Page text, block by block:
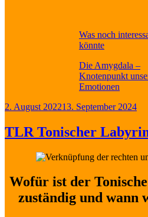
Was noch
könnte
Die Amygdala –
Knotenpunkt
Emotionen
Veröffentlicht
2. August 202213. September 2024
TLR Tonischer
Wofür ist der
zuständig und wann